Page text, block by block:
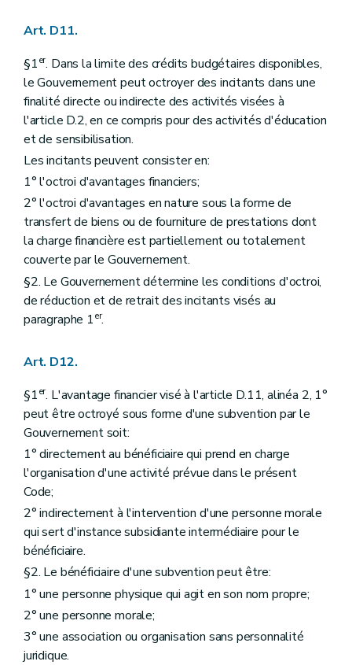
Art. D11.
§1er. Dans la limite des crédits budgétaires disponibles,
le Gouvernement peut octroyer des incitants dans une
finalité directe ou indirecte des activités visées à
l'article D.2, en ce compris pour des activités d'éducation
et de sensibilisation.
Les incitants peuvent consister en:
1° l'octroi d'avantages financiers;
2° l'octroi d'avantages en nature sous la forme de
transfert de biens ou de fourniture de prestations dont
la charge financière est partiellement ou totalement
couverte par le Gouvernement.
§2. Le Gouvernement détermine les conditions d'octroi,
de réduction et de retrait des incitants visés au
paragraphe 1er.
Art. D12.
§1er. L'avantage financier visé à l'article D.11, alinéa 2, 1°
peut être octroyé sous forme d'une subvention par le
Gouvernement soit:
1° directement au bénéficiaire qui prend en charge
l'organisation d'une activité prévue dans le présent
Code;
2° indirectement à l'intervention d'une personne morale
qui sert d'instance subsidiante intermédiaire pour le
bénéficiaire.
§2. Le bénéficiaire d'une subvention peut être:
1° une personne physique qui agit en son nom propre;
2° une personne morale;
3° une association ou organisation sans personnalité
juridique.